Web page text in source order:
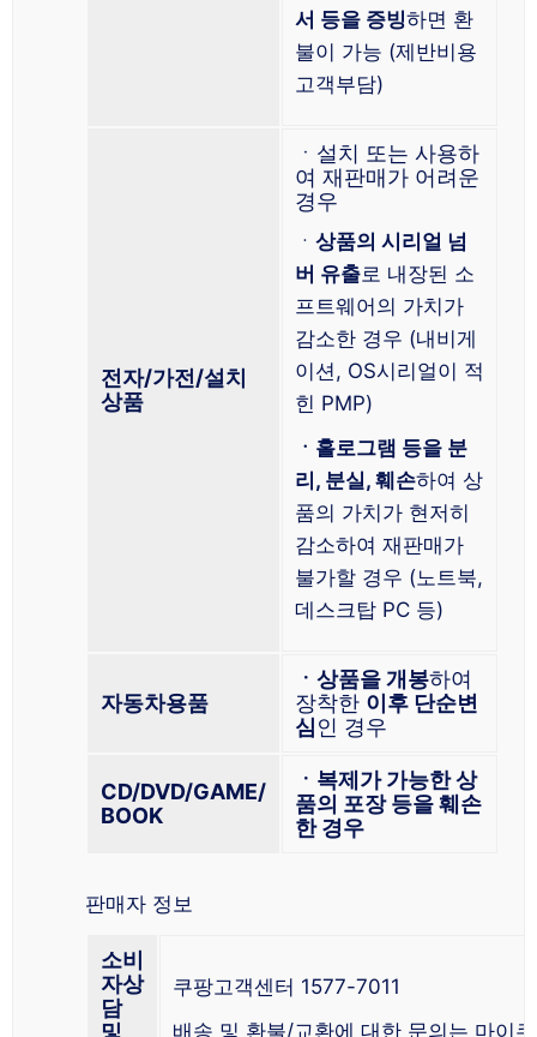
서 등을 증빙하면 환
불이 가능 (제반비용
고객부담)
전자/가전/설치
상품
ㆍ설치 또는 사용하
여 재판매가 어려운
경우
ㆍ 상품의 시리얼 넘
버 유출로 내장된 소
프트웨어의 가치가
감소한 경우 (내비게
이션, OS시리얼이 적
힌 PMP)
ㆍ홀로그램 등을 분
리, 분실, 훼손하여 상
품의 가치가 현저히
감소하여 재판매가
불가할 경우 (노트북,
데스크탑 PC 등)
자동차용품
ㆍ상품을 개봉하여
장착한 이후 단순변
심인 경우
CD/DVD/GAME/
BOOK
ㆍ복제가 가능한 상
품의 포장 등을 훼손
한 경우
판매자 정보
소비
자상
담
및
쿠팡고객센터 1577-7011
배송 및 환불/교환에 대한 문의는 마이쿠